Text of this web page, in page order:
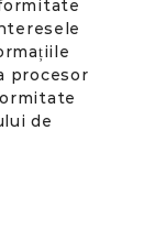
procesor
de